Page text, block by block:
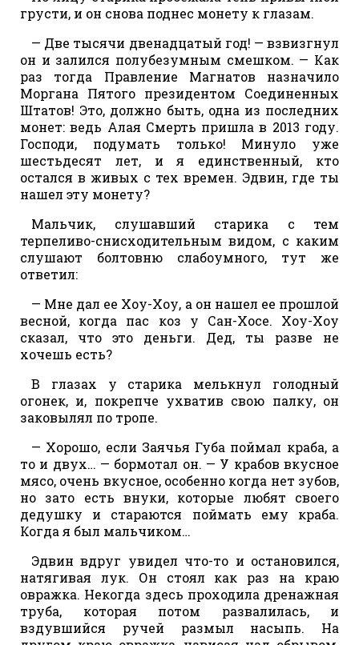
грусти, и он снова поднес монету к глазам.
— Две тысячи двенадцатый год! — взвизгнул
он и залился полубезумным смешком. — Как
раз тогда Правление Магнатов назначило
Моргана Пятого президентом Соединенных
Штатов! Это, должно быть, одна из последних
монет: ведь Алая Смерть пришла в 2013 году.
Господи, подумать только! Минуло уже
шестьдесят лет, и я единственный, кто
остался в живых с тех времен. Эдвин, где ты
нашел эту монету?
Мальчик, слушавший старика с тем
терпеливо-снисходительным видом, с каким
слушают болтовню слабоумного, тут же
ответил:
— Мне дал ее Хоу-Хоу, а он нашел ее прошлой
весной, когда пас коз у Сан-Хосе. Хоу-Хоу
сказал, что это деньги. Дед, ты разве не
хочешь есть?
В глазах у старика мелькнул голодный
огонек, и, покрепче ухватив свою палку, он
заковылял по тропе.
— Хорошо, если Заячья Губа поймал краба, а
то и двух… — бормотал он. — У крабов вкусное
мясо, очень вкусное, особенно когда нет зубов,
но зато есть внуки, которые любят своего
дедушку и стараются поймать ему краба.
Когда я был мальчиком…
Эдвин вдруг увидел что-то и остановился,
натягивая лук. Он стоял как раз на краю
овражка. Некогда здесь проходила дренажная
труба, которая потом развалилась, и
вздувшийся ручей размыл насыпь. На